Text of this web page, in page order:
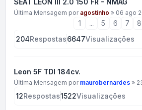
SEAT LEON III 2.0 150 FR - NMAG
Última Mensagem por agostinho » 06 ago
1 ... 5 6 7 8
204Respostas6647Visualizações
Leon 5F TDI 184cv.
Última Mensagem por maurobernardes »
12Respostas1522Visualizações